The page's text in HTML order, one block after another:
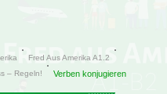
Fred Aus Amerika A1.2
– Regeln!
Verben konjugieren